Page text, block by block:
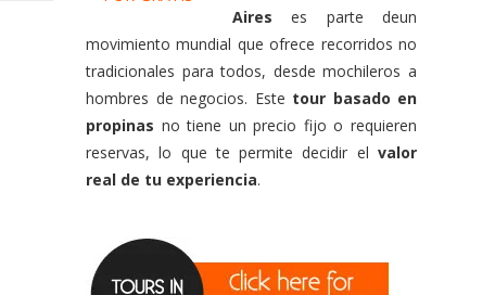
Aireses parte deun
movimiento mundial que ofrece recorridos no
tradicionales para todos, desde mochileros a
hombres de negocios. Este tour basado en
propinas no tiene un precio fijo o requieren
reservas, lo que te permite decidir el valor
real de tu experiencia.